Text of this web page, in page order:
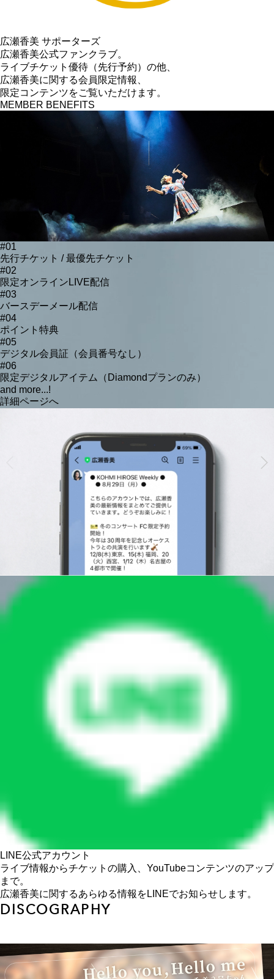
広瀬香美 サポーターズ
広瀬香美公式ファンクラブ。
ライブチケット優待（先行予約）の他、
広瀬香美に関する会員限定情報、
限定コンテンツをご覧いただけます。
MEMBER BENEFITS
#01
先行チケット / 最優先チケット
#02
限定オンラインLIVE配信
#03
バースデーメール配信
#04
ポイント特典
#05
デジタル会員証（会員番号なし）
#06
限定デジタルアイテム（Diamondプランのみ）
and more...!
詳細ページへ
LINE公式アカウント
ライブ情報からチケットの購入、YouTubeコンテンツのアップ
まで。
広瀬香美に関するあらゆる情報をLINEでお知らせします。
DISCOGRAPHY